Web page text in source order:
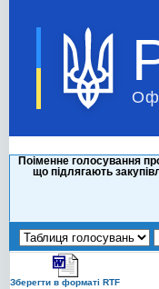
Поіменне голосування
що підлягають
Зберегти в форматі RTF